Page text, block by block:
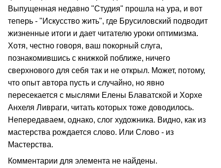
Выпущенная недавно "Студия" прошла на ура, и вот
теперь - "Искусство жить", где Брусиловский подводит
жизненные итоги и дает читателю уроки оптимизма.
Хотя, честно говоря, ваш покорный слуга,
познакомившись с книжкой поближе, ничего
сверхнового для себя так и не открыл. Может, потому,
что опыт автора пусть и случайно, но явно
пересекается с мыслями Елены Блаватской и Хорхе
Анхеля Ливраги, читать которых тоже доводилось.
Непередаваем, однако, слог художника. Видно, как из
мастерства рождается слово. Или Слово - из
Мастерства.
Комментарии для элемента не найдены.